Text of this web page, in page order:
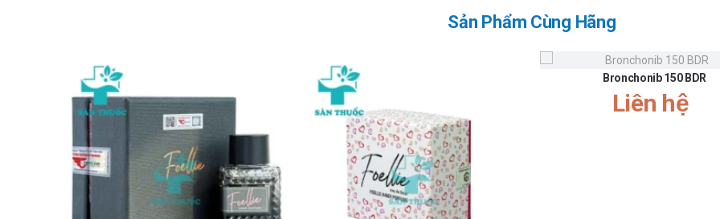
Xử trí khi quên liều
Thông thường các thuốc có thể uống trong khoảng 1-2 giờ so với quy định trong đơn thuốc. Trừ khi có quy định nghiêm ngặt
khi phát hiện quên. Tuy nhiên, nếu thời gian quá xa thời điểm cần uống thì không nên uống bù có thể gây nguy hiểm cho cơ
định.
Bảo quản
Nơi thoáng mát, nhiệt độ không quá 30 độ C, tránh ánh sáng.
Sản Phẩm Cùng Hãng
Bronchonib 150 BDR
Liên hệ